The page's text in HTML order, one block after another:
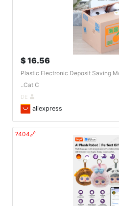
16.56 $
Plastic Electronic Deposit Saving
Cat C..
aliexpress
🔗404?